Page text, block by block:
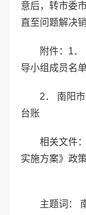
意后，转市委
直至问题解决销
附件：1．
导小组成员名
2． 南阳
台账
相关文件：
实施方案》政
主题词：